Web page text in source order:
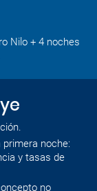
Nilo + 4 noches
noche:
y tasas de
no